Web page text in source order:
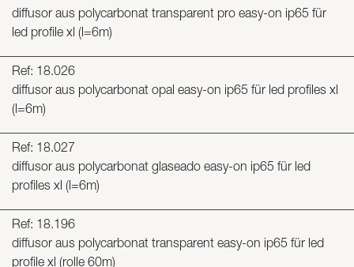
diffusor aus polycarbonat transparent pro easy-on ip65 für
led profile xl (l=6m)
Ref: 18.026
diffusor aus polycarbonat opal easy-on ip65 für led profiles xl
(l=6m)
Ref: 18.027
diffusor aus polycarbonat glaseado easy-on ip65 für led
profiles xl (l=6m)
Ref: 18.196
diffusor aus polycarbonat transparent easy-on ip65 für led
profile xl (rolle 60m)